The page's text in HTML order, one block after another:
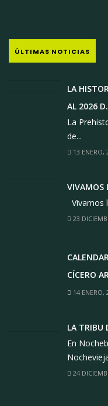
ÚLTIMAS NOTICIAS
LA
AL 2026
La
de...
13 ENERO,
VIVAMOS
Vivamos
23
CÍCERO
14 ENERO,
LA TRIBU
En
24